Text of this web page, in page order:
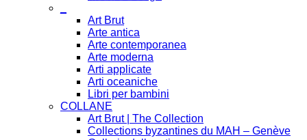
Art Brut
Arte antica
Arte contemporanea
Arte moderna
Arti applicate
Arti oceaniche
Libri per bambini
COLLANE
Art Brut | The Collection
Collections byzantines du MAH – Genève